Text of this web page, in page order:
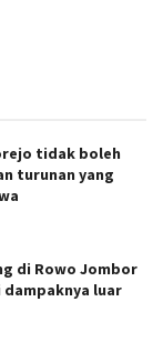
tidak boleh
turunan yang
di Rowo Jombor
luar